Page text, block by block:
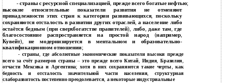
-страны с ресурсной специализацией, прежде всего богатые нефтью;
высокие относительные показатели развития не отменяют
принадлежности этих стран к категории развивающихся, поскольку
сохраняются отсталость в развитии других отраслей,а население либо
остаётся бедным (при сверхбогатстве правителей), либо, даже там,где
благосостояние распространяется на простой народ (например,
Кувейт),не модернизируется в ментальном и образовательно-
квалификационном отношении;
-страны,где абсолютные экономические показатели высоки прежде
всего за счёт размеров страны–это прежде всего Китай Индия ,Бразилия
отчасти Мексика и Аргентина;хотя в них сохраняются такие черты,как
бедность и отсталость значительной части населения структурная
слаборазвитость постепенно преодолевается, а некоторые индустриальные